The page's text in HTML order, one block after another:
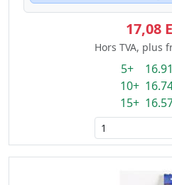
17,08
Hors TVA, plus
5+
10+
15+